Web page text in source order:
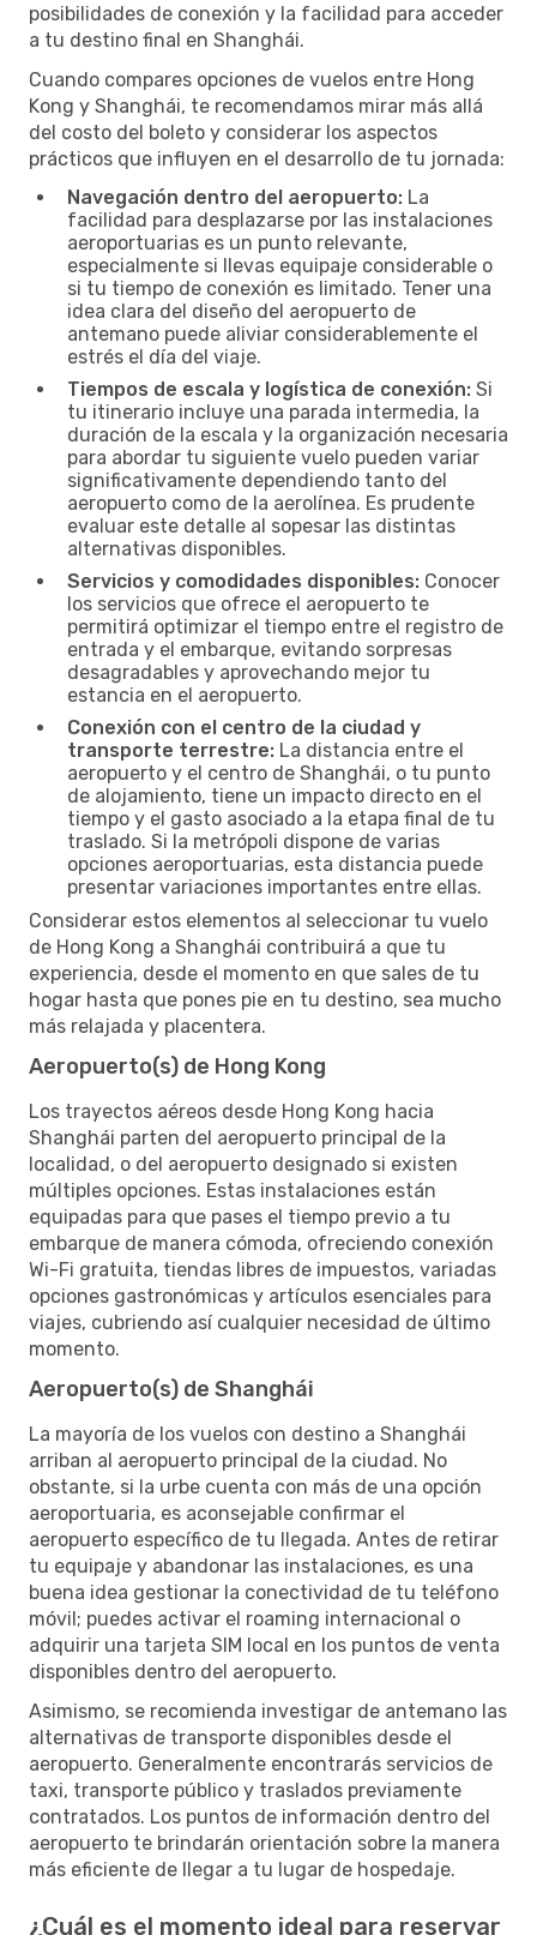
posibilidades de conexión y la facilidad para acceder
a tu destino final en Shanghái.
Cuando compares opciones de vuelos entre Hong
Kong y Shanghái, te recomendamos mirar más allá
del costo del boleto y considerar los aspectos
prácticos que influyen en el desarrollo de tu jornada:
Navegación dentro del aeropuerto: La
facilidad para desplazarse por las instalaciones
aeroportuarias es un punto relevante,
especialmente si llevas equipaje considerable o
si tu tiempo de conexión es limitado. Tener una
idea clara del diseño del aeropuerto de
antemano puede aliviar considerablemente el
estrés el día del viaje.
Tiempos de escala y logística de conexión: Si
tu itinerario incluye una parada intermedia, la
duración de la escala y la organización necesaria
para abordar tu siguiente vuelo pueden variar
significativamente dependiendo tanto del
aeropuerto como de la aerolínea. Es prudente
evaluar este detalle al sopesar las distintas
alternativas disponibles.
Servicios y comodidades disponibles: Conocer
los servicios que ofrece el aeropuerto te
permitirá optimizar el tiempo entre el registro de
entrada y el embarque, evitando sorpresas
desagradables y aprovechando mejor tu
estancia en el aeropuerto.
Conexión con el centro de la ciudad y
transporte terrestre: La distancia entre el
aeropuerto y el centro de Shanghái, o tu punto
de alojamiento, tiene un impacto directo en el
tiempo y el gasto asociado a la etapa final de tu
traslado. Si la metrópoli dispone de varias
opciones aeroportuarias, esta distancia puede
presentar variaciones importantes entre ellas.
Considerar estos elementos al seleccionar tu vuelo
de Hong Kong a Shanghái contribuirá a que tu
experiencia, desde el momento en que sales de tu
hogar hasta que pones pie en tu destino, sea mucho
más relajada y placentera.
Aeropuerto(s) de Hong Kong
Los trayectos aéreos desde Hong Kong hacia
Shanghái parten del aeropuerto principal de la
localidad, o del aeropuerto designado si existen
múltiples opciones. Estas instalaciones están
equipadas para que pases el tiempo previo a tu
embarque de manera cómoda, ofreciendo conexión
Wi-Fi gratuita, tiendas libres de impuestos, variadas
opciones gastronómicas y artículos esenciales para
viajes, cubriendo así cualquier necesidad de último
momento.
Aeropuerto(s) de Shanghái
La mayoría de los vuelos con destino a Shanghái
arriban al aeropuerto principal de la ciudad. No
obstante, si la urbe cuenta con más de una opción
aeroportuaria, es aconsejable confirmar el
aeropuerto específico de tu llegada. Antes de retirar
tu equipaje y abandonar las instalaciones, es una
buena idea gestionar la conectividad de tu teléfono
móvil; puedes activar el roaming internacional o
adquirir una tarjeta SIM local en los puntos de venta
disponibles dentro del aeropuerto.
Asimismo, se recomienda investigar de antemano las
alternativas de transporte disponibles desde el
aeropuerto. Generalmente encontrarás servicios de
taxi, transporte público y traslados previamente
contratados. Los puntos de información dentro del
aeropuerto te brindarán orientación sobre la manera
más eficiente de llegar a tu lugar de hospedaje.
¿Cuál es el momento ideal para reservar